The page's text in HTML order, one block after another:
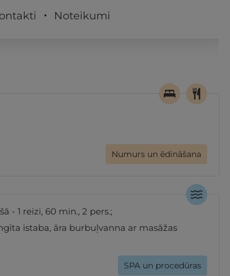
Noteikumi
Numurs un ēdināšana
- 1 reizi, 60 min., 2 pers.;
istaba, āra burbuļvanna ar masāžas
SPA un procedūras